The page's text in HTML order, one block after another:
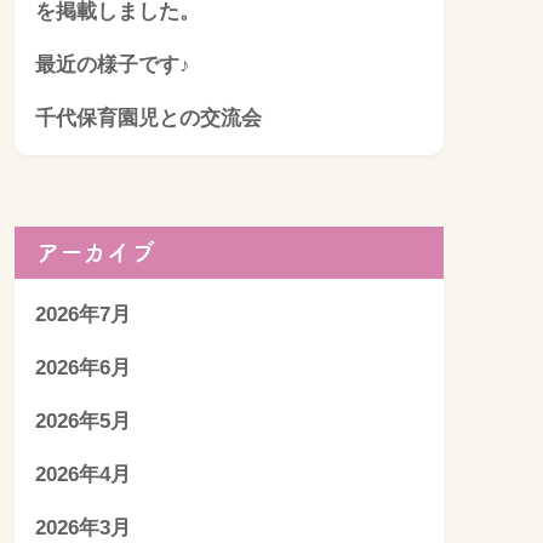
を掲載しました。
最近の様子です♪
千代保育園児との交流会
アーカイブ
2026年7月
2026年6月
2026年5月
2026年4月
2026年3月